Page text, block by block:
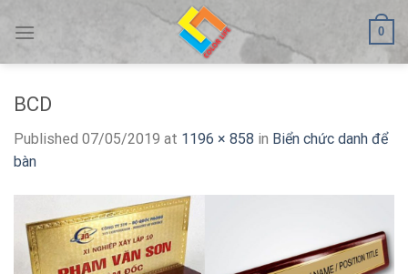
0
BCD
Published 07/05/2019 at 1196 × 858 in Biển chức danh để
bàn